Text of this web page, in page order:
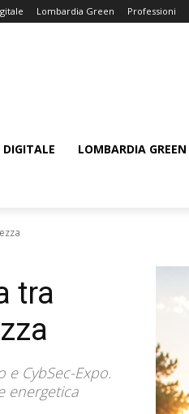
Lombardia Green Professioni
LOMBARDIA GREEN
tra
CybSec-Expo.
energetica